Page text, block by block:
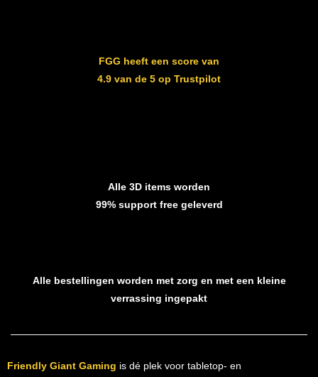
FGG heeft een score van
4.9 van de 5 op Trustpilot
Alle 3D items worden
99% support free geleverd
Alle bestellingen worden met zorg en met een kleine
verrassing ingepakt
Friendly Giant Gaming is dé plek voor tabletop- en